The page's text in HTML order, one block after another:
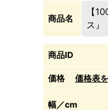
商品名
【
ス』
商品ID
価格 価格表
幅／cm